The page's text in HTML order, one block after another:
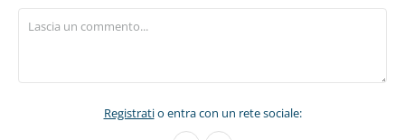
Registratio entra con un rete sociale: